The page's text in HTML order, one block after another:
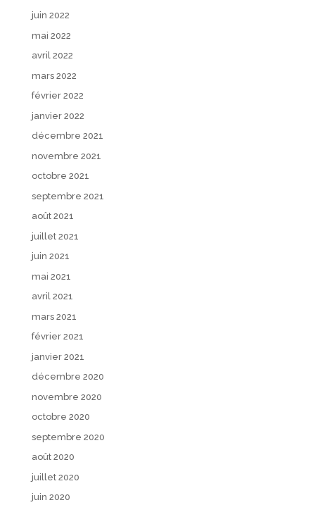
juin 2022
mai 2022
avril 2022
mars 2022
février 2022
janvier 2022
décembre 2021
novembre 2021
octobre 2021
septembre 2021
août 2021
juillet 2021
juin 2021
mai 2021
avril 2021
mars 2021
février 2021
janvier 2021
décembre 2020
novembre 2020
octobre 2020
septembre 2020
août 2020
juillet 2020
juin 2020